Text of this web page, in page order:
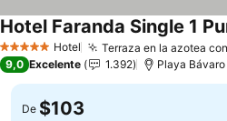
5 Estrellas Hotel Terraza en la azotea
9,0 Excelente 1.392 Playa Bávaro
De $103